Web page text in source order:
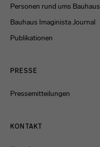
Personen rund ums Bauhaus
Bauhaus Imaginista Journal
Publikationen
PRESSE
Pressemitteilungen
KONTAKT